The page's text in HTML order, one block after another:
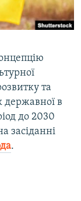
та
державної в
до 2030
засіданні
.